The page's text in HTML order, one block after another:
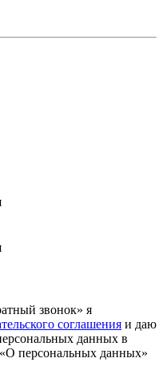
звонок» я
соглашения и даю
данных в
персональных данных»